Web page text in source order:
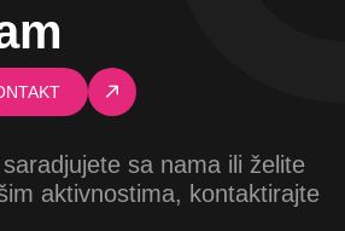
sa nama ili želite
aktivnostima, kontaktirajte